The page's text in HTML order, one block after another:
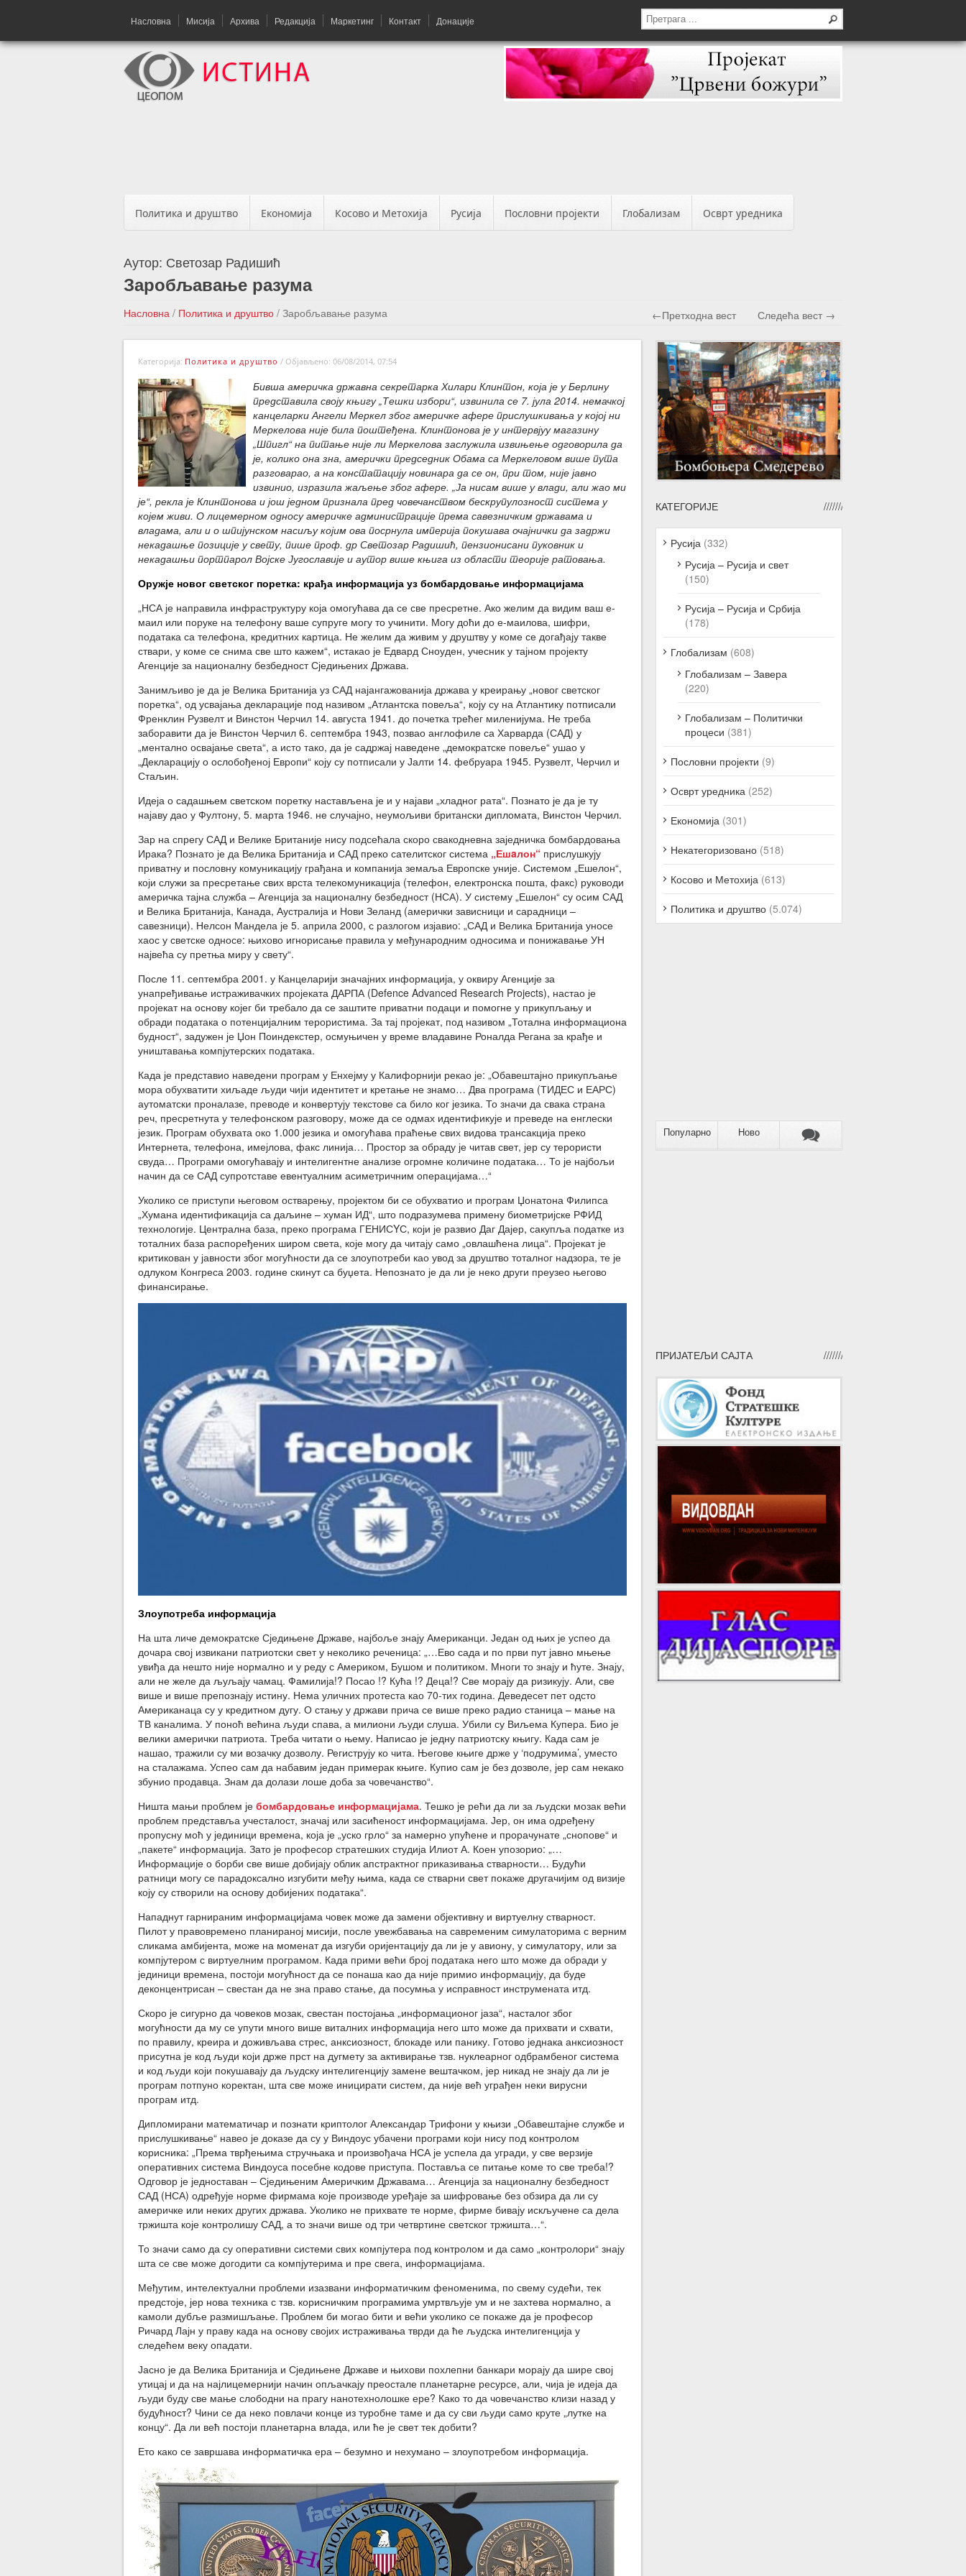
Насловна Мисија Архива Редакција Маркетинг Контакт Донације
Политика и друштво Економија Косово и Метохија Русија Пословни пројекти Глобализам Осврт уредника
Аутор: Светозар Радишић
Заробљавање разума
Насловна / Политика и друштво / Заробљавање разума ←Претходна вест Следећа вест →
Категорија: Политика и друштво / Објављено: 06/08/2014, 07:54
Бивша америчка државна секретарка Хилари Клинтон, која је у Берлину
представила своју књигу „Тешки избори“, извинила се 7. јула 2014. немачкој
канцеларки Ангели Меркел због америчке афере прислушкивања у којој ни
Меркелова није била поштеђена. Клинтонова је у интервјуу магазину
„Шпигл“ на питање није ли Меркелова заслужила извињење одговорила да
је, колико она зна, амерички председник Обама са Меркеловом више пута
разговарао, а на констатацију новинара да се он, при том, није јавно
извинио, изразила жаљење због афере. „Ја нисам више у влади, али жао ми
је“, рекла је Клинтонова и још једном признала пред човечанством бескрупулозност система у
којем живи. О лицемерном односу америчке администрације према савезничким државама и
владама, али и о шпијунском насиљу којим ова посрнула империја покушава очајнички да задржи
некадашње позиције у свету, пише проф. др Светозар Радишић, пензионисани пуковник и
некадашњи портпарол Војске Југославије и аутор више књига из области теорије ратовања.
Оружје новог светског поретка: крађа информација уз бомбардовање информацијама
„НСА је направила инфраструктуру која омогућава да се све пресретне. Ако желим да видим ваш е-
маил или поруке на телефону ваше супруге могу то учинити. Могу доћи до е-маилова, шифри,
података са телефона, кредитних картица. Не желим да живим у друштву у коме се догађају такве
ствари, у коме се снима све што кажем“, истакао је Едвард Сноуден, учесник у тајном пројекту
Агенције за националну безбедност Сједињених Држава.
Занимљиво је да је Велика Британија уз САД најангажованија држава у креирању „новог светског
поретка“, од усвајања декларације под називом „Атлантска повеља“, коју су на Атлантику потписали
Френклин Рузвелт и Винстон Черчил 14. августа 1941. до почетка трећег миленијума. Не треба
заборавити да је Винстон Черчил 6. септембра 1943, позвао англофиле са Харварда (САД) у
„ментално освајање света“, а исто тако, да је садржај наведене „демократске повеље“ ушао у
„Декларацију о ослобођеној Европи“ коју су потписали у Јалти 14. фебруара 1945. Рузвелт, Черчил и
Стаљин.
Идеја о садашњем светском поретку настављена је и у најави „хладног рата“. Познато је да је ту
најаву дао у Фултону, 5. марта 1946. не случајно, неумољиви британски дипломата, Винстон Черчил.
Зар на спрегу САД и Велике Британије нису подсећала скоро свакодневна заједничка бомбардовања
Ирака? Познато је да Велика Британија и САД преко сателитског система „Ешaлон“ прислушкују
приватну и пословну комуникацију грађана и компанија земаља Европске уније. Системом „Ешелон“,
који служи за пресретање свих врста телекомуникација (телефон, електронска пошта, факс) руководи
америчка тајна служба – Агенција за националну безбедност (НСА). У систему „Ешелон“ су осим САД
и Велика Британија, Канада, Аустралија и Нови Зеланд (амерички зависници и сарадници –
савезници). Нелсон Мандела је 5. априла 2000, с разлогом изјавио: „САД и Велика Британија уносе
хаос у светске односе: њихово игнорисање правила у међународним односима и понижавање УН
највећа су претња миру у свету“.
После 11. септембра 2001. у Канцеларији значајних информација, у оквиру Агенције за
унапређивање истраживачких пројеката ДАРПА (Defence Advanced Research Projects), настао је
пројекат на основу којег би требало да се заштите приватни подаци и помогне у прикупљању и
обради података о потенцијалним терористима. За тај пројекат, под називом „Тотална информациона
будност“, задужен је Џон Поиндекстер, осмуњичен у време владавине Роналда Регана за крађе и
уништавања компјутерских података.
Када је представио наведени програм у Енхејму у Калифорнији рекао је: „Обавештајно прикупљање
мора обухватити хиљаде људи чији идентитет и кретање не знамо… Два програма (ТИДЕС и ЕАРС)
аутоматски проналазе, преводе и конвертују текстове са било ког језика. То значи да свака страна
реч, пресретнута у телефонском разговору, може да се одмах идентификује и преведе на енглески
језик. Програм обухвата око 1.000 језика и омогућава праћење свих видова трансакција преко
Интернета, телефона, имејлова, факс линија… Простор за обраду је читав свет, јер су терористи
свуда… Програми омогућавају и интелигентне анализе огромне количине података… То је најбољи
начин да се САД супротставе евентуалним асиметричним операцијама…“
Уколико се приступи његовом остварењу, пројектом би се обухватио и програм Џонатона Филипса
„Хумана идентификација са даљине – хуман ИД“, што подразумева примену биометријске РФИД
технологије. Централна база, преко програма ГЕНИСYС, који је развио Даг Дајер, сакупља податке из
тоталних база распоређених широм света, које могу да читају само „овлашћена лица“. Пројекат је
критикован у јавности због могућности да се злоупотреби као увод за друштво тоталног надзора, те је
одлуком Конгреса 2003. године скинут са буџета. Непознато је да ли је неко други преузео његово
финансирање.
Злоупотреба информација
На шта личе демократске Сједињене Државе, најбоље знају Американци. Један од њих је успео да
дочара свој извикани патриотски свет у неколико реченица: „…Ево сада и по први пут јавно мњење
увиђа да нешто није нормално и у реду с Америком, Бушом и политиком. Многи то знају и ћуте. Знају,
али не желе да љуљају чамац. Фамилија!? Посао !? Кућа !? Деца!? Све морају да ризикују. Али, све
више и више препознају истину. Нема уличних протеста као 70-тих година. Деведесет пет одсто
Американаца су у кредитном дугу. О стању у држави прича се више преко радио станица – мање на
ТВ каналима. У поноћ већина људи спава, а милиони људи слуша. Убили су Виљема Купера. Био је
велики амерички патриота. Треба читати о њему. Написао је једну патриотску књигу. Када сам је
нашао, тражили су ми возачку дозволу. Региструју ко чита. Његове књиге држе у ‘подрумима’, уместо
на сталажама. Успео сам да набавим један примерак књиге. Купио сам је без дозволе, јер сам некако
збунио продавца. Знам да долази лоше доба за човечанство“.
Ништа мањи проблем је бомбардовање информацијама. Тешко је рећи да ли за људски мозак већи
проблем представља учесталост, значај или засићеност информацијама. Јер, он има одређену
пропусну моћ у јединици времена, која је „уско грло“ за намерно упућене и прорачунате „снопове“ и
„пакете“ информација. Зато је професор стратешких студија Илиот А. Коен упозорио: „…
Информације о борби све више добијају облик апстрактног приказивања стварности… Будући
ратници могу се парадоксално изгубити међу њима, када се стварни свет покаже другачијим од визије
коју су створили на основу добијених података“.
Нападнут гарнираним информацијама човек може да замени објективну и виртуелну стварност.
Пилот у правовремено планираној мисији, после увежбавања на савременим симулаторима с верним
сликама амбијента, може на моменат да изгуби оријентацију да ли је у авиону, у симулатору, или за
компјутером с виртуелним програмом. Када прими већи број података него што може да обради у
јединици времена, постоји могућност да се понаша као да није примио информацију, да буде
деконцентрисан – свестан да не зна право стање, да посумња у исправност инструмената итд.
Скоро је сигурно да човеков мозак, свестан постојања „информационог јаза“, насталог због
могућности да му се упути много више виталних информација него што може да прихвати и схвати,
по правилу, креира и доживљава стрес, анксиозност, блокаде или панику. Готово једнака анксиозност
присутна је код људи који држе прст на дугмету за активирање тзв. нуклеарног одбрамбеног система
и код људи који покушавају да људску интелигенцију замене вештачком, јер никад не знају да ли је
програм потпуно коректан, шта све може иницирати систем, да није већ уграђен неки вирусни
програм итд.
Дипломирани математичар и познати криптолог Александар Трифони у књизи „Обавештајне службе и
прислушкивање“ навео је доказе да су у Виндоус убачени програми који нису под контролом
корисника: „Према тврђењима стручњака и произвођача НСА је успела да угради, у све верзије
оперативних система Виндоуса посебне кодове приступа. Поставља се питање коме то све треба!?
Одговор је једноставан – Сједињеним Америчким Државама… Агенција за националну безбедност
САД (НСА) одређује норме фирмама које производе уређаје за шифровање без обзира да ли су
америчке или неких других држава. Уколико не прихвате те норме, фирме бивају искључене са дела
тржишта које контролишу САД, а то значи више од три четвртине светског тржишта…“.
То значи само да су оперативни системи свих компјутера под контролом и да само „контролори“ знају
шта се све може догодити са компјутерима и пре свега, информацијама.
Међутим, интелектуални проблеми изазвани информатичким феноменима, по свему судећи, тек
предстоје, јер нова техника с тзв. корисничким програмима умртвљује ум и не захтева нормално, а
камоли дубље размишљање. Проблем би могао бити и већи уколико се покаже да је професор
Ричард Лајн у праву када на основу својих истраживања тврди да ће људска интелигенција у
следећем веку опадати.
Јасно је да Велика Британија и Сједињене Државе и њихови похлепни банкари морају да шире свој
утицај и да на најлицемернији начин опљачкају преостале планетарне ресурсе, али, чија је идеја да
људи буду све мање слободни на прагу нанотехнолошке ере? Како то да човечанство клизи назад у
будућност? Чини се да неко повлачи конце из туробне таме и да су сви људи само круте „лутке на
концу“. Да ли већ постоји планетарна влада, или ће је свет тек добити?
Ето како се завршава информатичка ера – безумно и нехумано – злоупотребом информација.
КАТЕГОРИЈЕ
Русија (332)
Русија – Русија и свет
(150)
Русија – Русија и Србија
(178)
Глобализам (608)
Глобализам – Завера
(220)
Глобализам – Политички
процеси (381)
Пословни пројекти (9)
Осврт уредника (252)
Економија (301)
Некатегоризовано (518)
Косово и Метохија (613)
Политика и друштво (5.074)
Популарно Ново
ПРИЈАТЕЉИ САЈТА